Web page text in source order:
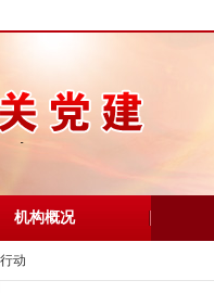
机构概况
动